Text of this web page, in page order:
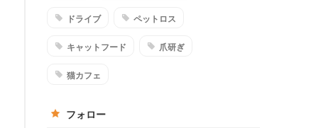
ドライブ ペットロス
キャットフード 爪研ぎ
猫カフェ
フォロー